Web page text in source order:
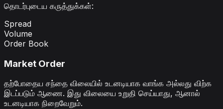
தொடர்புடைய கருத்துக்கள்:
Spread
Volume
Order Book
Market Order
தற்போதைய சந்தை விலையில் உடனடியாக வாங்க அல்லது விற்க
இடப்படும் ஆணை. இது விலையை உறுதி செய்யாது, ஆனால்
உடனடியாக நிறைவேறும்.